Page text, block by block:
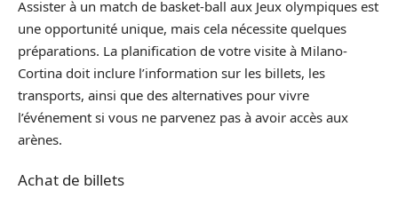
Assister à un match de basket-ball aux Jeux olympiques est
une opportunité unique, mais cela nécessite quelques
préparations. La planification de votre visite à Milano-
Cortina doit inclure l’information sur les billets, les
transports, ainsi que des alternatives pour vivre
l’événement si vous ne parvenez pas à avoir accès aux
arènes.
Achat de billets